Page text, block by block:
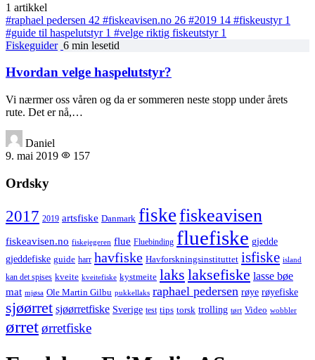
1 artikkel
#raphael pedersen 42 #fiskeavisen.no 26 #2019 14 #fiskeustyr 1
#guide til haspelutstyr 1 #velge riktig fiskeutstyr 1
Fiskeguider 6 min lesetid
Hvordan velge haspelutstyr?
Vi nærmer oss våren og da er sommeren neste stopp under årets
rute. Det er nå,…
Daniel
9. mai 2019
157
Ordsky
2017 2019 artsfiske Danmark fiskefiskeavisen
fiskeavisen.no fiskejegeren flue Fluebinding fluefiske gjedde
gjeddefiske guide harr havfiske Havforskningsinstituttet isfiske island
kan det spises kveite kveitefiske kystmeite laks laksefiske lasse bøe
mat mjøsa Ole Martin Gilbu pukkellaks raphael pedersen røye røyefiske
sjøørret sjøørretfiske Sverige test tips torsk trolling tørt Video wobbler
ørretørretfiske